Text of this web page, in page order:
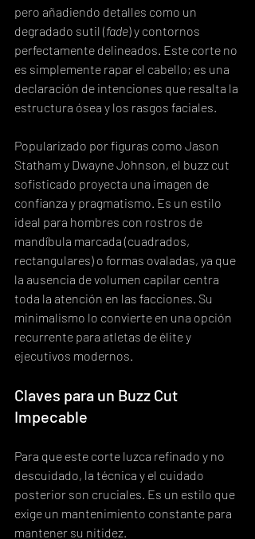
pero añadiendo detalles como un
degradado sutil (fade) y contornos
perfectamente delineados. Este corte no
es simplemente rapar el cabello; es una
declaración de intenciones que resalta la
estructura ósea y los rasgos faciales.
Popularizado por figuras como Jason
Statham y Dwayne Johnson, el buzz cut
sofisticado proyecta una imagen de
confianza y pragmatismo. Es un estilo
ideal para hombres con rostros de
mandíbula marcada (cuadrados,
rectangulares) o formas ovaladas, ya que
la ausencia de volumen capilar centra
toda la atención en las facciones. Su
minimalismo lo convierte en una opción
recurrente para atletas de élite y
ejecutivos modernos.
Claves para un Buzz Cut
Impecable
Para que este corte luzca refinado y no
descuidado, la técnica y el cuidado
posterior son cruciales. Es un estilo que
exige un mantenimiento constante para
mantener su nitidez.